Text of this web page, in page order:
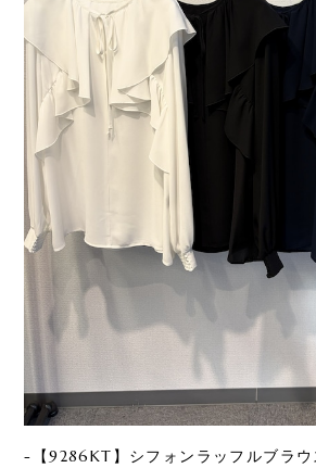
-【9286KT】シフォンラッフルブラウ